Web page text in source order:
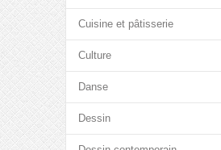
Cuisine et pâtisserie
Culture
Danse
Dessin